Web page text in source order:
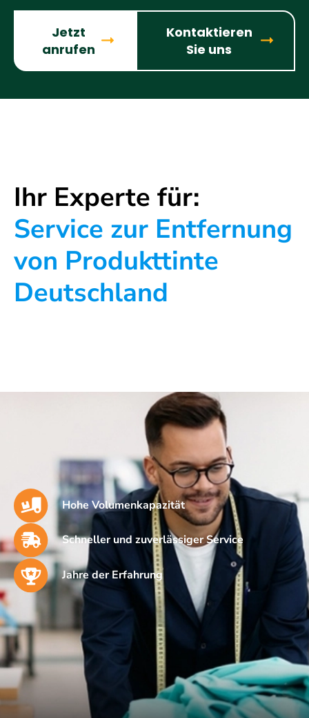
Jetzt
anrufen
Kontaktieren
Sie uns
Ihr Experte für:
Service zur Entfernung
von Produkttinte
Deutschland
Hohe Volumenkapazität
Schneller und zuverlässiger Service
Jahre der Erfahrung